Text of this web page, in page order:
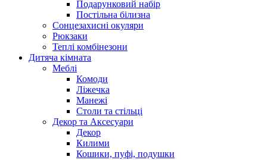
Подарунковий набір
Постільна білизна
Сонцезахисні окуляри
Рюкзаки
Теплі комбінезони
Дитяча кімната
Меблі
Комоди
Ліжечка
Манежі
Столи та стільці
Декор та Аксесуари
Декор
Килими
Кошики, пуфі, подушки